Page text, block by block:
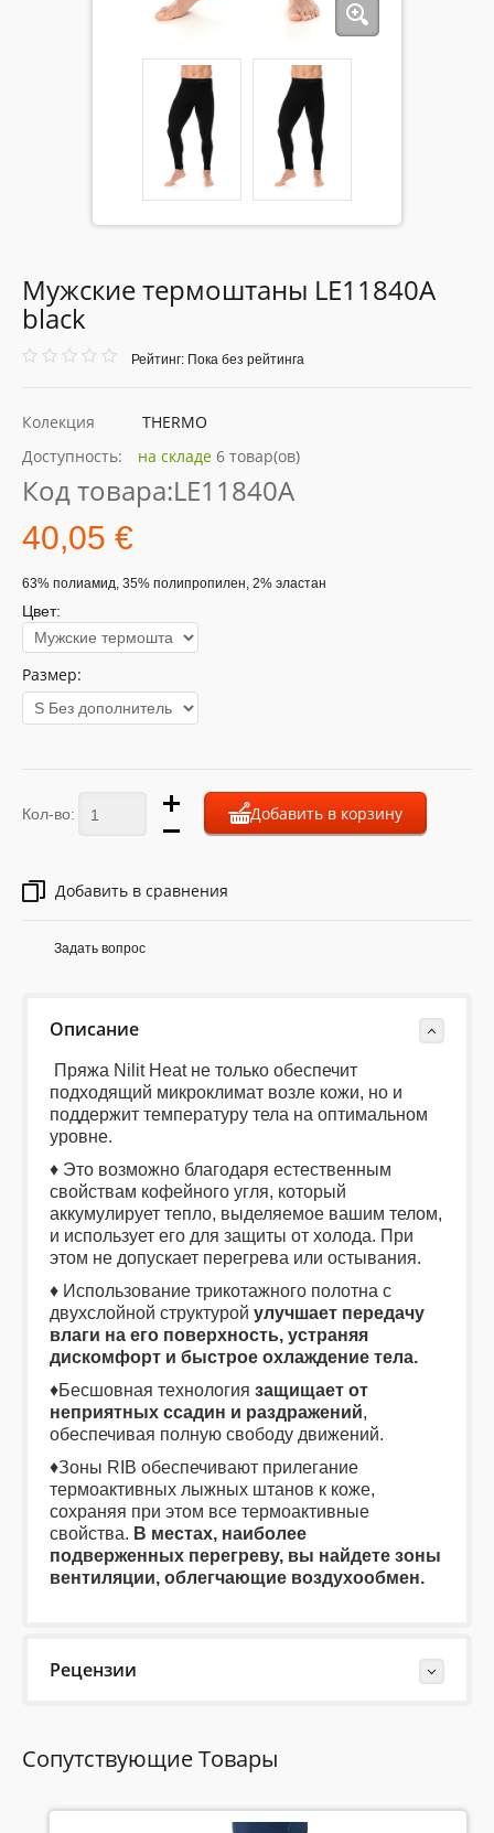
Мужские термоштаны LE11840A
black
Рейтинг: Пока без рейтинга
Колекция
THERMO
Доступность:
на складе 6 товар(ов)
Код товара:LE11840A
40,05 €
63% полиамид, 35% полипропилен, 2% эластан
Цвет:
Размер:
Кол-во: Добавить в корзину
Добавить в сравнения
Задать вопрос
Описание
Пряжа Nilit Heat не только обеспечит
подходящий микроклимат возле кожи, но и
поддержит температуру тела на оптимальном
уровне.
♦ Это возможно благодаря естественным
свойствам кофейного угля, который
аккумулирует тепло, выделяемое вашим телом,
и использует его для защиты от холода. При
этом не допускает перегрева или остывания.
♦ Использование трикотажного полотна с
двухслойной структурой улучшает передачу
влаги на его поверхность, устраняя
дискомфорт и быстрое охлаждение тела.
♦Бесшовная технология защищает от
неприятных ссадин и раздражений,
обеспечивая полную свободу движений.
♦Зоны RIB обеспечивают прилегание
термоактивных лыжных штанов к коже,
сохраняя при этом все термоактивные
свойства. В местах, наиболее
подверженных перегреву, вы найдете зоны
вентиляции, облегчающие воздухообмен.
Рецензии
Пожалуйста напишите (краткую) рецензию....(мин. 10,
Сопутствующие Товары